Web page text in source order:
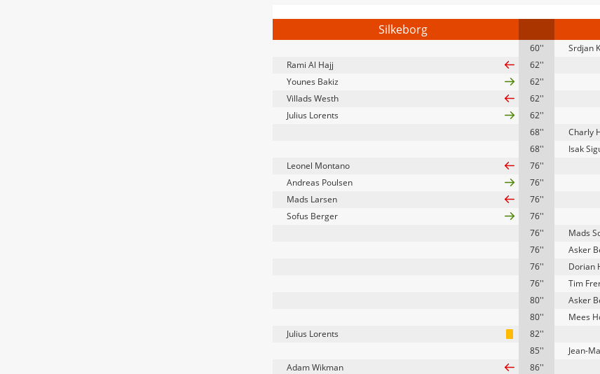
Silkeborg
60''
Srdjan
Rami Al Hajj
62''
Younes Bakiz
62''
Villads Westh
62''
Julius Lorents
62''
68''
Charly
68''
Isak
Leonel Montano
76''
Andreas Poulsen
76''
Mads Larsen
76''
Sofus Berger
76''
76''
Mads
76''
Asker
76''
Dorian
76''
Tim
80''
Asker
80''
Mees
Julius Lorents
82''
85''
Jean-
Adam Wikman
86''